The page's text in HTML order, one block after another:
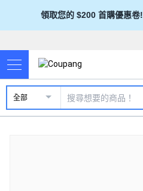
領取您的 $200 首購優惠卷!
全部